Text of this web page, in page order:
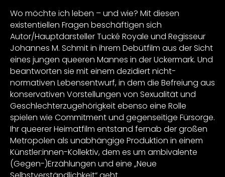
Wo möchte ich leben – und wie? Mit diesen
existentiellen Fragen beschäftigen sich
Autor/Hauptdarsteller Tucké Royale und Regisseur
Johannes M. Schmit in ihrem Debütfilm aus der Sicht
eines jungen queeren Mannes in der Uckermark. Und
beantworten sie mit einem dezidiert nicht-
normativen Lebensentwurf, in dem die Befreiung aus
konservativen Vorstellungen von Sexualität und
Geschlechterzugehörigkeit ebenso eine Rolle
spielen wie Commitment und gegenseitige Fürsorge.
Ihr queerer Heimatfilm entstand fernab der großen
Metropolen als unabhängige Produktion in einem
Künstler:innen-Kollektiv, dem es um ambivalente
(Gegen-)Erzählungen und eine „Neue